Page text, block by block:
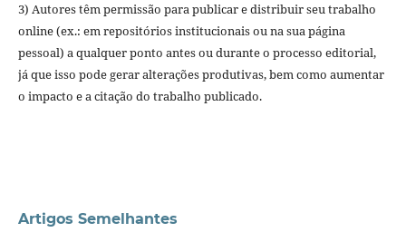
3) Autores têm permissão para publicar e distribuir seu trabalho
online (ex.: em repositórios institucionais ou na sua página
pessoal) a qualquer ponto antes ou durante o processo editorial,
já que isso pode gerar alterações produtivas, bem como aumentar
o impacto e a citação do trabalho publicado.
Artigos Semelhantes